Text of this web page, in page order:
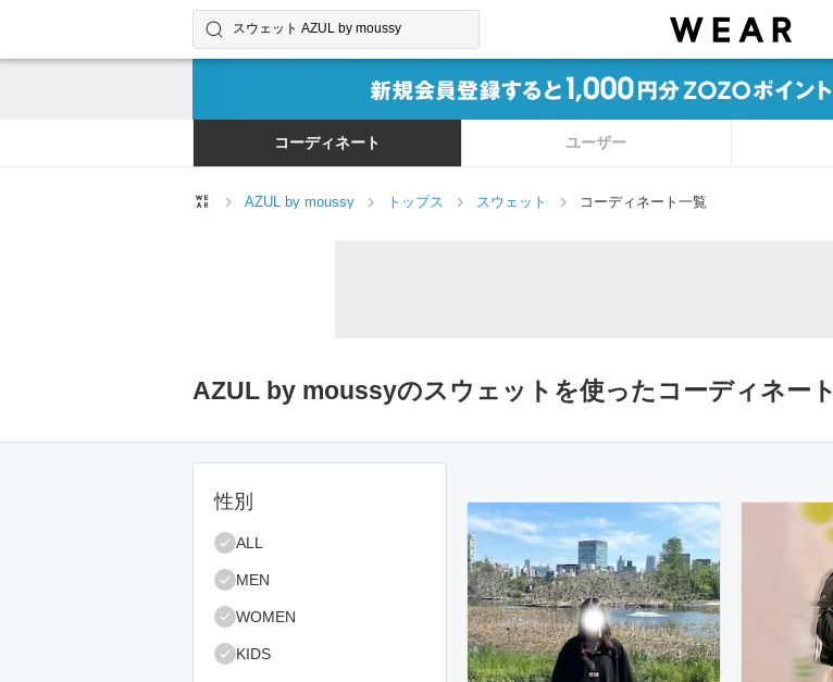
コーディネートやユーザーを探す
検索する
コーディネート ユーザー
AZUL by moussy トップス スウェット コーディネート一覧
AZUL by moussyのスウェットを使ったコーディネート
絞り込み条件
性別
ALL
MEN
WOMEN
KIDS
コーディネート一覧